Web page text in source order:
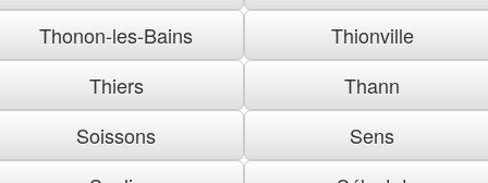
Thonon-les-Bains
Thionville
Thiers
Thann
Soissons
Sens